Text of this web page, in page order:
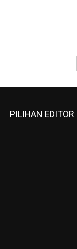
PILIHAN EDITOR